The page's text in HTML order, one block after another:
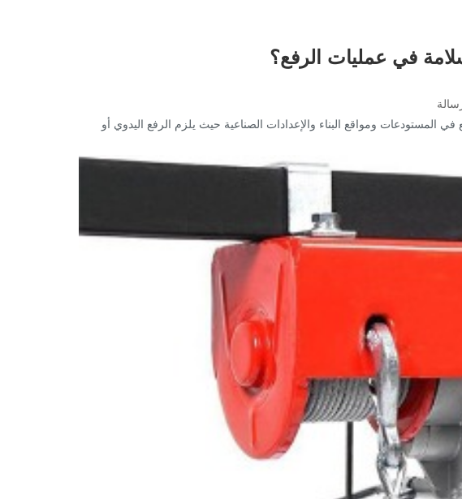
في عمليات الرفع؟
ومواقع البناء والإعدادات الصناعية حيث يلزم الرفع اليدوي أو